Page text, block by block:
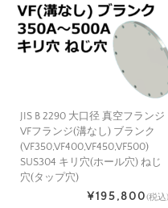
JIS B 2290 大口径 真空フランジ
VFフランジ(溝なし) ブランク
(VF350,VF400,VF450,VF500)
SUS304 キリ穴(ホール穴) ねじ
穴(タップ穴)
¥195,800(税込)